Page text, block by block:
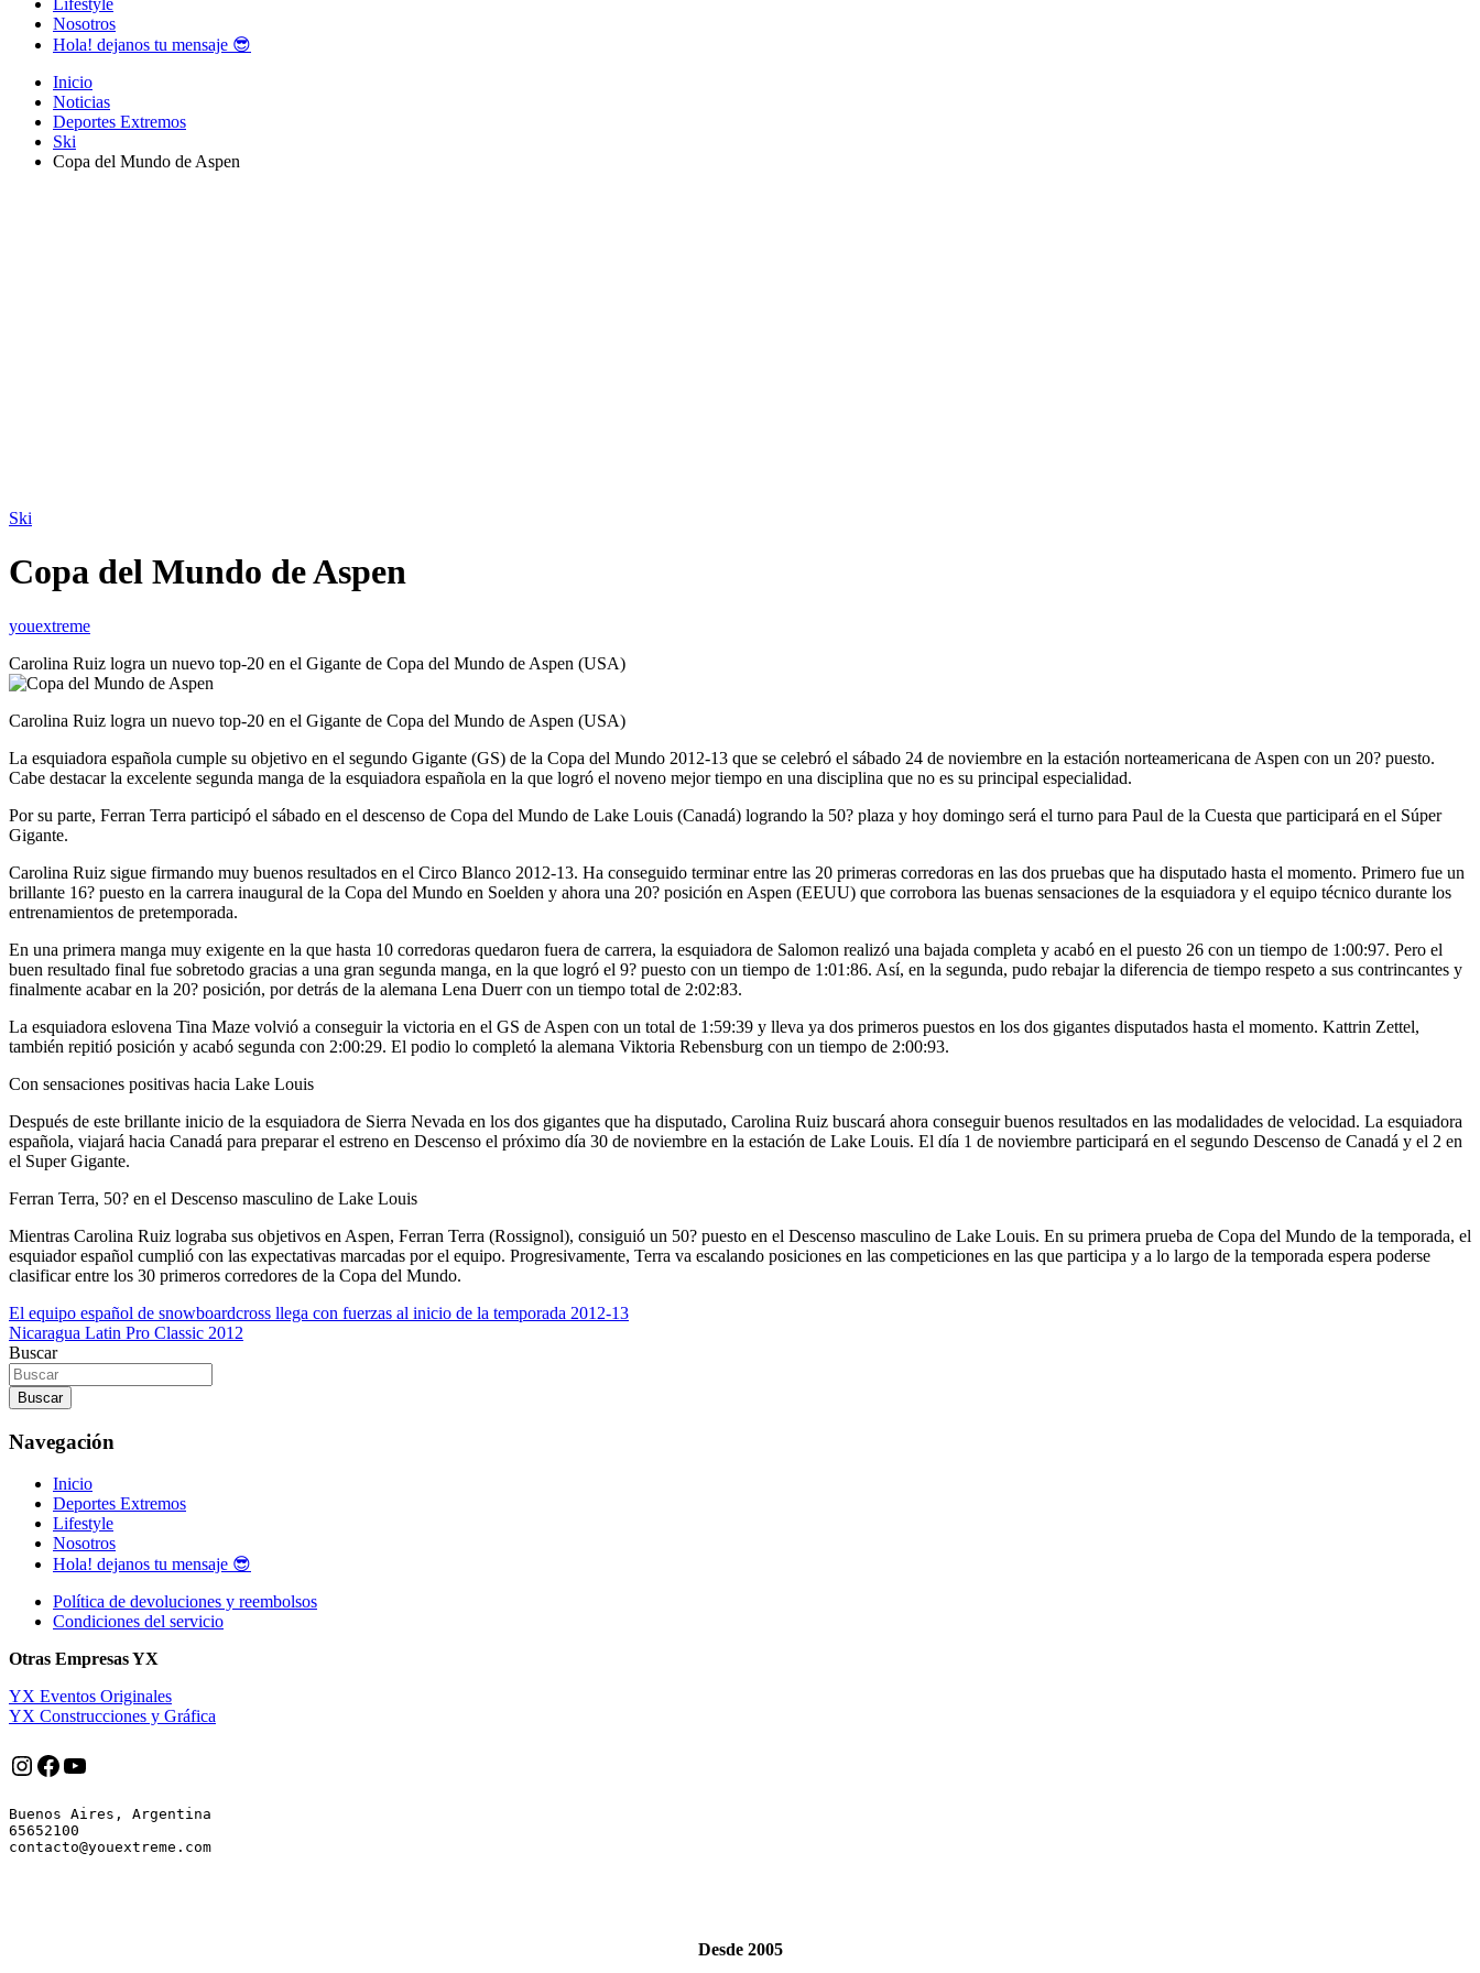
Lifestyle
Nosotros
Hola! dejanos tu mensaje 😎
Inicio
Noticias
Deportes Extremos
Ski
Copa del Mundo de Aspen
Ski
Copa del Mundo de Aspen
youextreme
Carolina Ruiz logra un nuevo top-20 en el Gigante de Copa del Mundo de Aspen (USA)
Carolina Ruiz logra un nuevo top-20 en el Gigante de Copa del Mundo de Aspen (USA)
La esquiadora española cumple su objetivo en el segundo Gigante (GS) de la Copa del Mundo 2012-13 que se celebró el sábado 24 de noviembre en la estación norteamericana de Aspen con un 20? puesto.
Cabe destacar la excelente segunda manga de la esquiadora española en la que logró el noveno mejor tiempo en una disciplina que no es su principal especialidad.
Por su parte, Ferran Terra participó el sábado en el descenso de Copa del Mundo de Lake Louis (Canadá) logrando la 50? plaza y hoy domingo será el turno para Paul de la Cuesta que participará en el Súper
Gigante.
Carolina Ruiz sigue firmando muy buenos resultados en el Circo Blanco 2012-13. Ha conseguido terminar entre las 20 primeras corredoras en las dos pruebas que ha disputado hasta el momento. Primero fue un
brillante 16? puesto en la carrera inaugural de la Copa del Mundo en Soelden y ahora una 20? posición en Aspen (EEUU) que corrobora las buenas sensaciones de la esquiadora y el equipo técnico durante los
entrenamientos de pretemporada.
En una primera manga muy exigente en la que hasta 10 corredoras quedaron fuera de carrera, la esquiadora de Salomon realizó una bajada completa y acabó en el puesto 26 con un tiempo de 1:00:97. Pero el
buen resultado final fue sobretodo gracias a una gran segunda manga, en la que logró el 9? puesto con un tiempo de 1:01:86. Así, en la segunda, pudo rebajar la diferencia de tiempo respeto a sus contrincantes y
finalmente acabar en la 20? posición, por detrás de la alemana Lena Duerr con un tiempo total de 2:02:83.
La esquiadora eslovena Tina Maze volvió a conseguir la victoria en el GS de Aspen con un total de 1:59:39 y lleva ya dos primeros puestos en los dos gigantes disputados hasta el momento. Kattrin Zettel,
también repitió posición y acabó segunda con 2:00:29. El podio lo completó la alemana Viktoria Rebensburg con un tiempo de 2:00:93.
Con sensaciones positivas hacia Lake Louis
Después de este brillante inicio de la esquiadora de Sierra Nevada en los dos gigantes que ha disputado, Carolina Ruiz buscará ahora conseguir buenos resultados en las modalidades de velocidad. La esquiadora
española, viajará hacia Canadá para preparar el estreno en Descenso el próximo día 30 de noviembre en la estación de Lake Louis. El día 1 de noviembre participará en el segundo Descenso de Canadá y el 2 en
el Super Gigante.
Ferran Terra, 50? en el Descenso masculino de Lake Louis
Mientras Carolina Ruiz lograba sus objetivos en Aspen, Ferran Terra (Rossignol), consiguió un 50? puesto en el Descenso masculino de Lake Louis. En su primera prueba de Copa del Mundo de la temporada, el
esquiador español cumplió con las expectativas marcadas por el equipo. Progresivamente, Terra va escalando posiciones en las competiciones en las que participa y a lo largo de la temporada espera poderse
clasificar entre los 30 primeros corredores de la Copa del Mundo.
Navegación
de
entradas
El equipo español de snowboardcross llega con fuerzas al inicio de la temporada 2012-13
Nicaragua Latin Pro Classic 2012
Buscar
Buscar
Navegación
Inicio
Deportes Extremos
Lifestyle
Nosotros
Hola! dejanos tu mensaje 😎
Política de devoluciones y reembolsos
Condiciones del servicio
Otras Empresas YX
YX Eventos Originales
YX Construcciones y Gráfica
Instagram
Facebook
YouTube
Buenos Aires, Argentina
65652100
Desde 2005